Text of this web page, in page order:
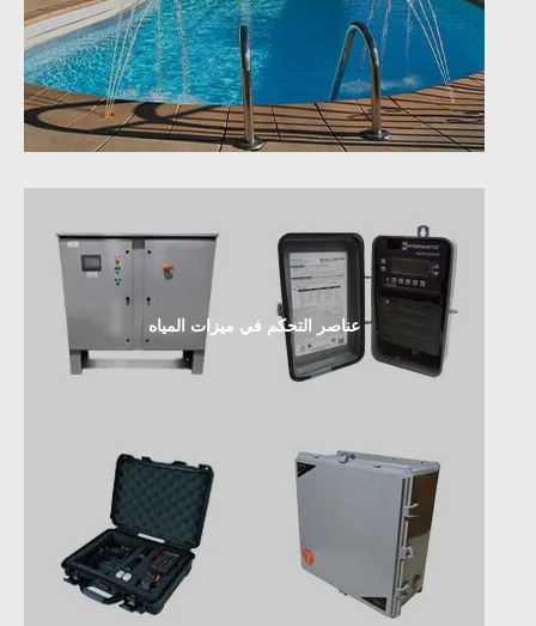
عناصر التحكم في ميزات المياه